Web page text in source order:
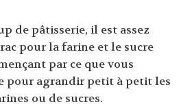
de pâtisserie, il est assez
pour la farine et le sucre
par ce que vous
pour agrandir petit à petit les
ou de sucres.